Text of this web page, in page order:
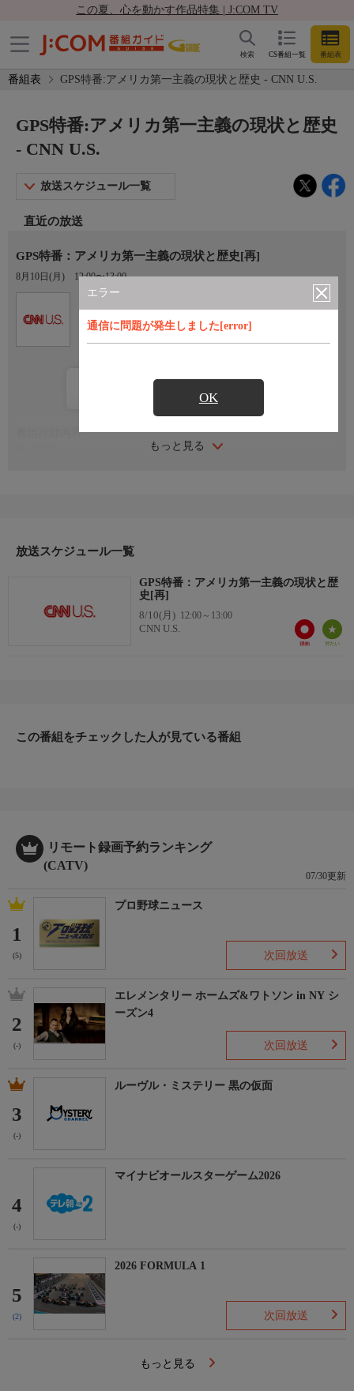
この夏、心を動かす作品特集 | J:COM TV
CS番組一覧 番組表
検索
番組表 GPS特番:アメリカ第一主義の現状と歴史 - CNN U.S.
エラー
通信に問題が発生しました[error]
OK
GPS特番:アメリカ第一主義の現状と歴史
- CNN U.S.
放送スケジュール一覧
直近の放送
GPS特番：アメリカ第一主義の現状と歴史[再]
8月10日(月) 12:00〜13:00
もっと見る
番組詳細内容
放送スケジュール一覧
GPS特番：アメリカ第一主義の現状と歴
史[再]
8/10(月) 12:00～13:00
CNN U.S.
この番組をチェックした人が見ている番組
リモート録画予約ランキング
(CATV)
07/30更新
1
(5)
プロ野球ニュース
次回放送
2
(-)
エレメンタリー ホームズ&ワトソン in NY シ
ーズン4
次回放送
3
(-)
ルーヴル・ミステリー 黒の仮面
4
(-)
マイナビオールスターゲーム2026
5
(2)
2026 FORMULA 1
次回放送
もっと見る